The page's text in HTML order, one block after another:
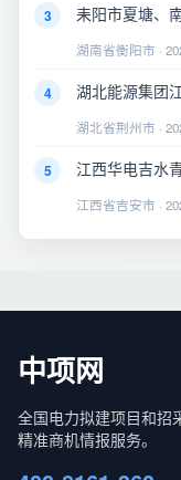
3 耒阳市夏塘、
湖南省衡阳市 ·
4 湖北能源集团
湖北省荆州市 ·
5 江西华电吉水
江西省吉安市 ·
中项网
全国电力拟建项目和招
精准商机情报服务。